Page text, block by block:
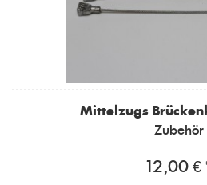
Mittelzugs
Zubehör
12,00 €